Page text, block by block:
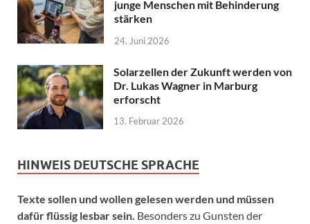
junge Menschen mit Behinderung
stärken
24. Juni 2026
Solarzellen der Zukunft werden von
Dr. Lukas Wagner in Marburg
erforscht
13. Februar 2026
HINWEIS DEUTSCHE SPRACHE
Texte sollen und wollen gelesen werden und müssen
dafür flüssig lesbar sein. Besonders zu Gunsten der